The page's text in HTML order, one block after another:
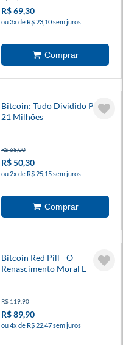
R$ 69,30
ou 3x de R$ 23,10 sem juros
Bitcoin: Tudo Dividido Por
21 Milhões
R$ 68,00
R$ 50,30
ou 2x de R$ 25,15 sem juros
Bitcoin Red Pill - O
Renascimento Moral E
R$ 119,90
R$ 89,90
ou 4x de R$ 22,47 sem juros